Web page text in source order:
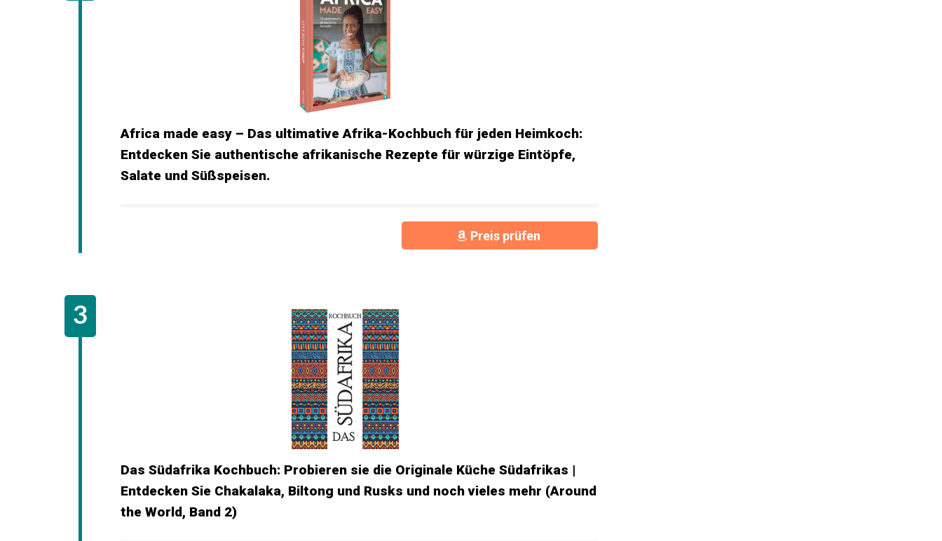
Africa made easy – Das ultimative Afrika-Kochbuch für jeden Heimkoch:
Entdecken Sie authentische afrikanische Rezepte für würzige Eintöpfe,
Salate und Süßspeisen.
Preis prüfen
Das Südafrika Kochbuch: Probieren sie die Originale Küche Südafrikas |
Entdecken Sie Chakalaka, Biltong und Rusks und noch vieles mehr (Around
the World, Band 2)